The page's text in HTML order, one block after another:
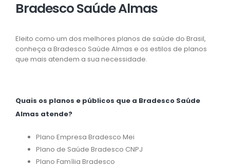
Bradesco Saúde Almas
Eleito como um dos melhores planos de saúde do Brasil,
conheça a Bradesco Saúde Almas e os estilos de planos
que mais atendem a sua necessidade.
Quais os planos e públicos que a Bradesco Saúde
Almas atende?
Plano Empresa Bradesco Mei
Plano de Saúde Bradesco CNPJ
Plano Família Bradesco